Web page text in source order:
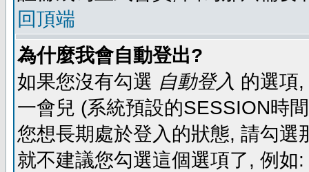
回頂端
為什麼我會自動登出?
如果您沒有勾選 自動登入 的選項
一會兒 (系統預設的SESSION時
您想長期處於登入的狀態, 請勾
就不建議您勾選這個選項了, 例